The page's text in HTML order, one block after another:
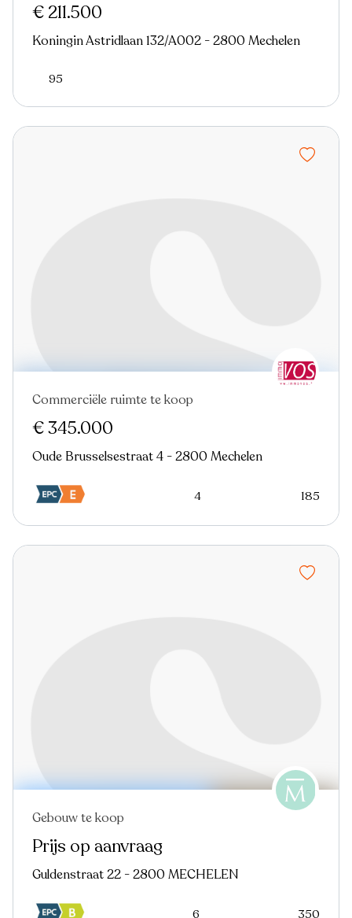
€ 211.500
Koningin Astridlaan 132/A002 - 2800 Mechelen
95
Commerciële ruimte te koop
€ 345.000
Oude Brusselsestraat 4 - 2800 Mechelen
4 185
Gebouw te koop
Prijs op aanvraag
Guldenstraat 22 - 2800 MECHELEN
6 350